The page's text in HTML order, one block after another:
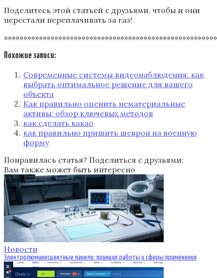
Поделитесь этой статьей с друзьями‚ чтобы и они
перестали переплачивать за газ!
Похожие записи:
Современные системы видеонаблюдения: как
выбрать оптимальное решение для вашего
объекта
Как правильно оценить нематериальные
активы: обзор ключевых методов
как сделать какао
как правильно пришить шеврон на военную
форму
Понравилась статья? Поделиться с друзьями:
Вам также может быть интересно
Новости
Электролюминесцентные панели: принцип работы и сферы применения